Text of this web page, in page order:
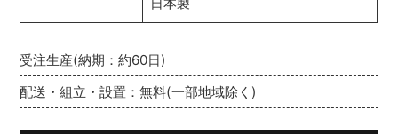
受注生産(納期：約60日)
配送・組立・設置：無料(一部地域除く)